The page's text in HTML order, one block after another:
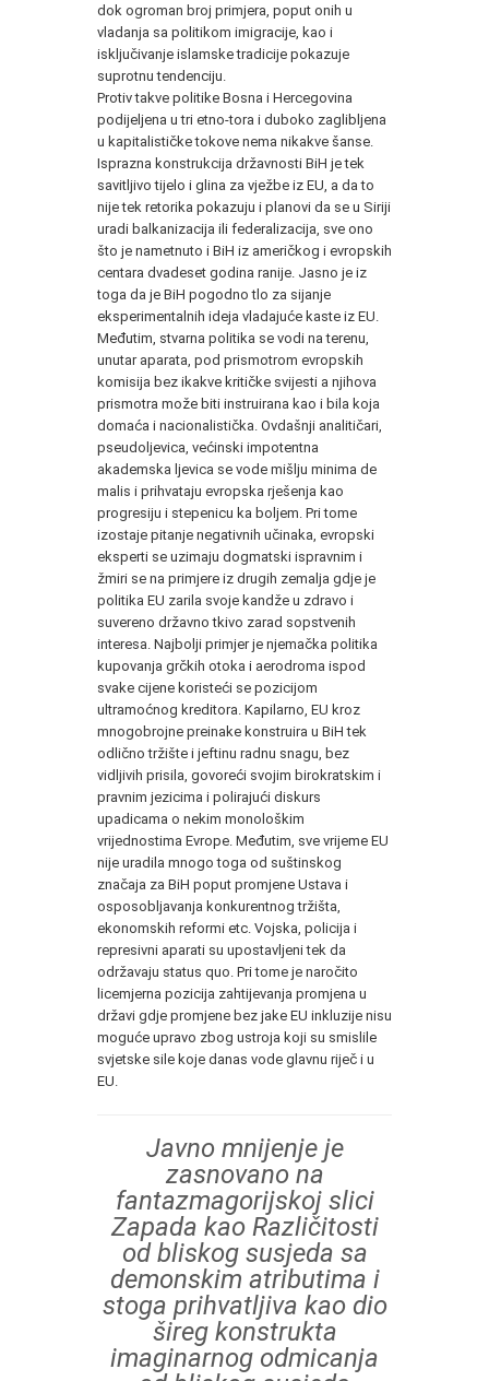
dok ogroman broj primjera, poput onih u
vladanja sa politikom imigracije, kao i
isključivanje islamske tradicije pokazuje
suprotnu tendenciju.
Protiv takve politike Bosna i Hercegovina
podijeljena u tri etno-tora i duboko zaglibljena
u kapitalističke tokove nema nikakve šanse.
Isprazna konstrukcija državnosti BiH je tek
savitljivo tijelo i glina za vježbe iz EU, a da to
nije tek retorika pokazuju i planovi da se u Siriji
uradi balkanizacija ili federalizacija, sve ono
što je nametnuto i BiH iz američkog i evropskih
centara dvadeset godina ranije. Jasno je iz
toga da je BiH pogodno tlo za sijanje
eksperimentalnih ideja vladajuće kaste iz EU.
Međutim, stvarna politika se vodi na terenu,
unutar aparata, pod prismotrom evropskih
komisija bez ikakve kritičke svijesti a njihova
prismotra može biti instruirana kao i bila koja
domaća i nacionalistička. Ovdašnji analitičari,
pseudoljevica, većinski impotentna
akademska ljevica se vode mišlju minima de
malis i prihvataju evropska rješenja kao
progresiju i stepenicu ka boljem. Pri tome
izostaje pitanje negativnih učinaka, evropski
eksperti se uzimaju dogmatski ispravnim i
žmiri se na primjere iz drugih zemalja gdje je
politika EU zarila svoje kandže u zdravo i
suvereno državno tkivo zarad sopstvenih
interesa. Najbolji primjer je njemačka politika
kupovanja grčkih otoka i aerodroma ispod
svake cijene koristeći se pozicijom
ultramoćnog kreditora. Kapilarno, EU kroz
mnogobrojne preinake konstruira u BiH tek
odlično tržište i jeftinu radnu snagu, bez
vidljivih prisila, govoreći svojim birokratskim i
pravnim jezicima i polirajući diskurs
upadicama o nekim monološkim
vrijednostima Evrope. Međutim, sve vrijeme EU
nije uradila mnogo toga od suštinskog
značaja za BiH poput promjene Ustava i
osposobljavanja konkurentnog tržišta,
ekonomskih reformi etc. Vojska, policija i
represivni aparati su upostavljeni tek da
održavaju status quo. Pri tome je naročito
licemjerna pozicija zahtijevanja promjena u
državi gdje promjene bez jake EU inkluzije nisu
moguće upravo zbog ustroja koji su smislile
svjetske sile koje danas vode glavnu riječ i u
EU.
Javno mnijenje je
zasnovano na
fantazmagorijskoj slici
Zapada kao Različitosti
od bliskog susjeda sa
demonskim atributima i
stoga prihvatljiva kao dio
šireg konstrukta
imaginarnog odmicanja